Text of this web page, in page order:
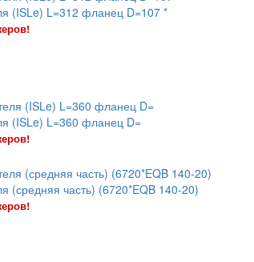
(ISLe) L=312 фланец D=107 *
(ISLe) L=360 фланец D=
(средняя часть) (6720*EQB 140-20)